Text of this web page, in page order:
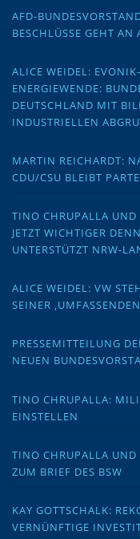
AFD-
BESCHLÜSSE GEHT AN
ALICE WEIDEL:
ENERGIEWENDE:
DEUTSCHLAND MIT
INDUSTRIELLEN
MARTIN REICHARDT:
CDU/CSU BLEIBT
TINO CHRUPALLA UND
JETZT WICHTIGER
UNTERSTÜTZT NRW-
ALICE WEIDEL: VW
SEINER
PRESSEMITTEILUNG
NEUEN
TINO CHRUPALLA:
EINSTELLEN
TINO CHRUPALLA
ZUM BRIEF DES BSW
KAY GOTTSCHALK:
VERNÜNFTIGE